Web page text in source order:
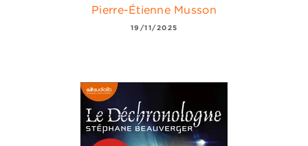
Pierre-Étienne Musson
19/11/2025